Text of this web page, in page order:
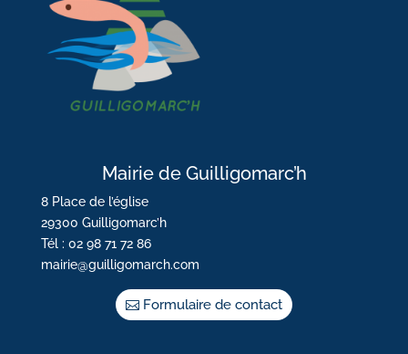
Mairie de Guilligomarc’h
8 Place de l’église
29300 Guilligomarc’h
Tél : 02 98 71 72 86
mairie@guilligomarch.com
Formulaire de contact